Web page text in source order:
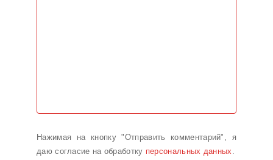
Нажимая на кнопку "Отправить комментарий", я
даю согласие на обработку персональных данных .